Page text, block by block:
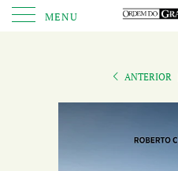
MENU
ANTERIOR